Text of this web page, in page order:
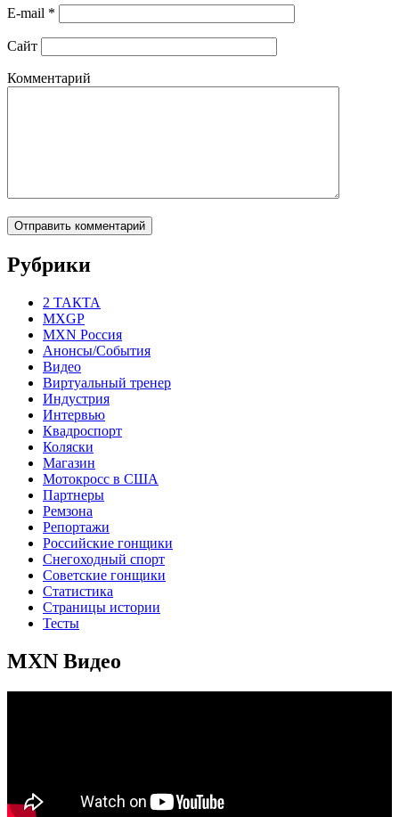
E-mail *
Сайт
Комментарий
Рубрики
2 ТАКТА
MXGP
MXN Россия
Анонсы/События
Видео
Виртуальный тренер
Индустрия
Интервью
Квадроспорт
Коляски
Магазин
Мотокросс в США
Партнеры
Ремзона
Репортажи
Российские гонщики
Снегоходный спорт
Советские гонщики
Статистика
Страницы истории
Тесты
MXN Видео